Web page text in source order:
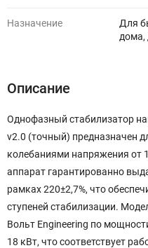
Назначение
Для
дома,
Описание
Однофазный стабилизатор
v2.0 (точный) предназначен
колебаниями напряжения от
аппарат гарантированно
рамках 220±2,7%, что
ступеней стабилизации.
Вольт Engineering по
18 кВт, что соответствует